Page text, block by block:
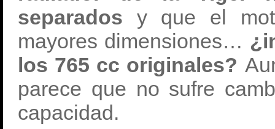
separados y que el
mayores dimensiones…
los 765 cc originales?
parece que no sufre
capacidad.